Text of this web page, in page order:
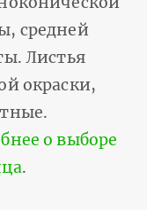
средней
Листья
окраски,
о выборе
.